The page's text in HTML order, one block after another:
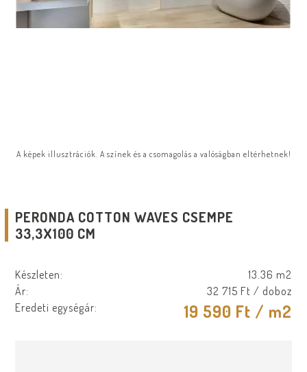
A képek illusztrációk. A színek és a csomagolás a valóságban eltérhetnek!
PERONDA COTTON WAVES CSEMPE
33,3X100 CM
Készleten:
13.36 m2
Ár:
32 715 Ft / doboz
Eredeti egységár:
19 590 Ft / m2